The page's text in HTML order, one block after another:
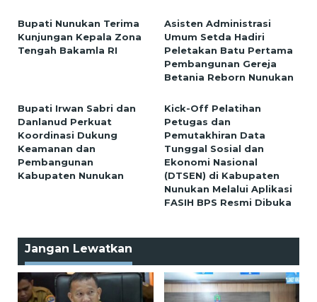
Bupati Nunukan Terima
Kunjungan Kepala Zona
Tengah Bakamla RI
Asisten Administrasi
Umum Setda Hadiri
Peletakan Batu Pertama
Pembangunan Gereja
Betania Reborn Nunukan
Bupati Irwan Sabri dan
Danlanud Perkuat
Koordinasi Dukung
Keamanan dan
Pembangunan
Kabupaten Nunukan
Kick-Off Pelatihan
Petugas dan
Pemutakhiran Data
Tunggal Sosial dan
Ekonomi Nasional
(DTSEN) di Kabupaten
Nunukan Melalui Aplikasi
FASIH BPS Resmi Dibuka
Jangan Lewatkan